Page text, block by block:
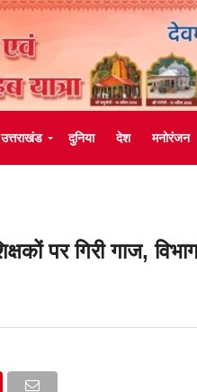
उत्तराखंड दुनिया देश मनोरंजन
पर गिरी गाज,